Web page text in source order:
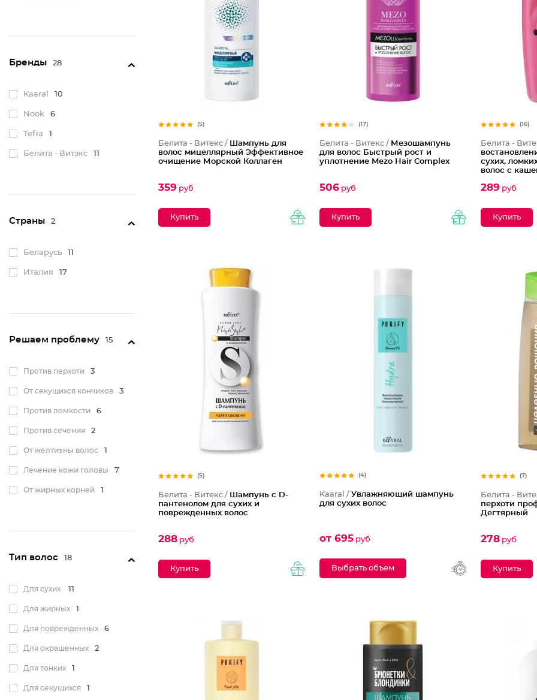
Бренды 28
Kaaral 10
Nook 6
Tefia 1
Белита - Витэкс 11
Страны 2
Беларусь 11
Италия 17
Решаем проблему 15
Против перхоти 3
От секущихся кончиков 3
Против ломкости 6
Против сечения 2
От желтизны волос 1
Лечение кожи головы 7
От жирных корней 1
Тип волос 18
Для сухих 11
Для жирных 1
Для поврежденных 6
Для окрашенных 2
Для тонких 1
Для секущихся 1
(5)
Белита - Витекс / Шампунь для
волос мицеллярный Эффективное
очищение Морской Коллаген
359руб
(17)
Белита - Витекс / Мезошампунь
для волос Быстрый рост и
уплотнение Mezo Hair Complex
506руб
(16)
Белита -
сухих,
волос с
289 руб
(5)
Белита - Витекс / Шампунь с D-
пантенолом для сухих и
поврежденных волос
288руб
(4)
Kaaral / Увлажняющий шампунь
для сухих волос
от 695руб
Выбрать объем
(7)
Белита -
перхоти
Дегтярный
278 руб